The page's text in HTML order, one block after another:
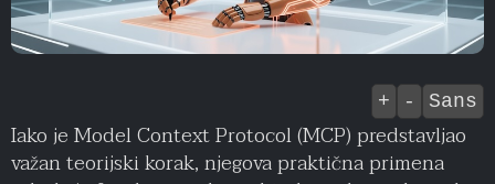
+ - Sans
Iako je Model Context Protocol (MCP) predstavljao
važan teorijski korak, njegova praktična primena